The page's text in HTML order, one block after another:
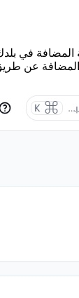
المضافة في
المضافة عن